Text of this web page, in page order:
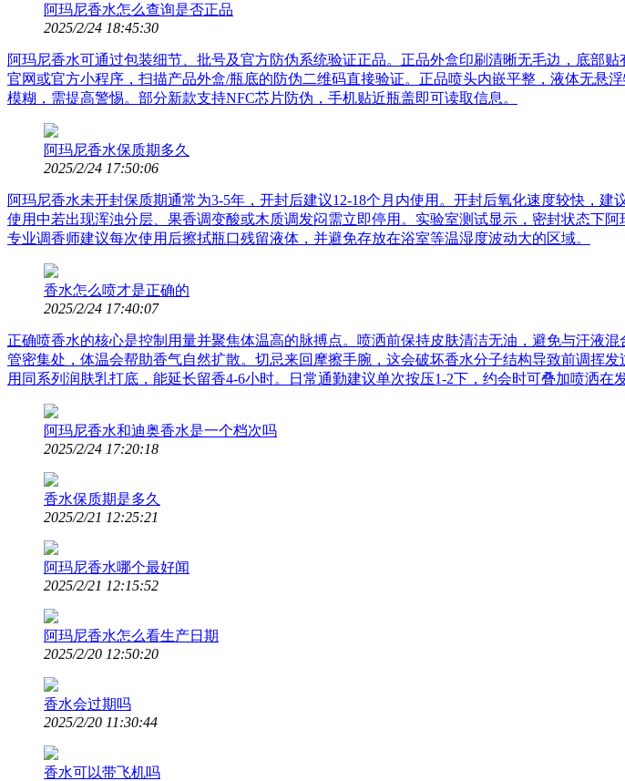
阿玛尼香水怎么查询是否正品
2025/2/24 18:45:30
阿玛尼香水可通过包装细节、批号及官方防伪系统验证正品。正品外盒印刷清晰无毛边，底部
官网或官方小程序，扫描产品外盒/瓶底的防伪二维码直接验证。正品喷头内嵌平整，液体无悬
模糊，需提高警惕。部分新款支持NFC芯片防伪，手机贴近瓶盖即可读取信息。
阿玛尼香水保质期多久
2025/2/24 17:50:06
阿玛尼香水未开封保质期通常为3-5年，开封后建议12-18个月内使用。开封后氧化速度较快，
使用中若出现浑浊分层、果香调变酸或木质调发闷需立即停用。实验室测试显示，密封状态下
专业调香师建议每次使用后擦拭瓶口残留液体，并避免存放在浴室等温湿度波动大的区域。
香水怎么喷才是正确的
2025/2/24 17:40:07
正确喷香水的核心是控制用量并聚焦体温高的脉搏点。喷洒前保持皮肤清洁无油，避免与汗液
管密集处，体温会帮助香气自然扩散。切忌来回摩擦手腕，这会破坏香水分子结构导致前调挥
用同系列润肤乳打底，能延长留香4-6小时。日常通勤建议单次按压1-2下，约会时可叠加喷洒在
阿玛尼香水和迪奥香水是一个档次吗
2025/2/24 17:20:18
香水保质期是多久
2025/2/21 12:25:21
阿玛尼香水哪个最好闻
2025/2/21 12:15:52
阿玛尼香水怎么看生产日期
2025/2/20 12:50:20
香水会过期吗
2025/2/20 11:30:44
香水可以带飞机吗